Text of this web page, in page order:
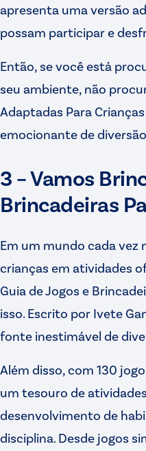
apresenta uma versão
possam participar e
Então, se você está
seu ambiente, não
Adaptadas Para
emocionante de
3 – Vamos
Brincadeiras
Em um mundo cada vez
crianças em atividades
Guia de Jogos e
isso. Escrito por Ivete
fonte inestimável de
Além disso, com 130
um tesouro de
desenvolvimento de
disciplina. Desde jogos